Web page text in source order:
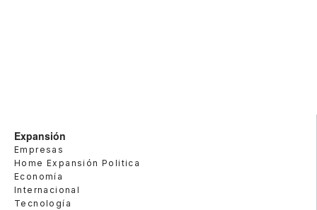
Expansión
Empresas
Home Expansión Politica
Economía
Internacional
Tecnología